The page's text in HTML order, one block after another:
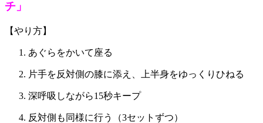
チ」
【やり方】
あぐらをかいて座る
片手を反対側の膝に添え、上半身をゆっくりひねる
深呼吸しながら15秒キープ
反対側も同様に行う（3セットずつ）